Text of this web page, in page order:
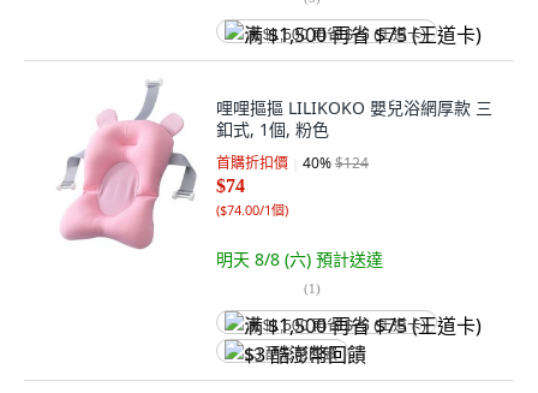
满 $1,500 再省 $75 (王道卡)
哩哩摳摳 LILIKOKO 嬰兒浴網厚款 三
釦式, 1個, 粉色
首購折扣價 40%$124
$74
($74.00/1個)
明天 8/8 (六) 預計送達
(1)
满 $1,500 再省 $75 (王道卡)
$3 酷澎幣回饋